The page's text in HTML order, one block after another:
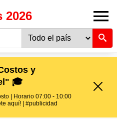
2026
y
🎓
| Horario 07:00 - 10:00
aquí! | #publicidad